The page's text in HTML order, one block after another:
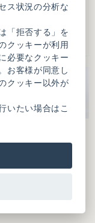
キャザーキ
ス状況の分析な
「拒否する」を
クッキーが利用
必要なクッキー
お客様が同意し
クッキー以外が
いたい場合はこ